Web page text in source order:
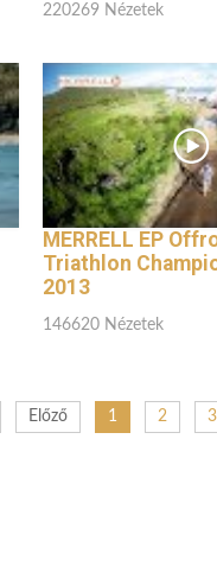
220269 Nézetek
MERRELL EP
Triathlon
2013
146620 Nézetek
Előző 1 2 3